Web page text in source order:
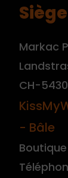
Markac
CH-
- Bâle